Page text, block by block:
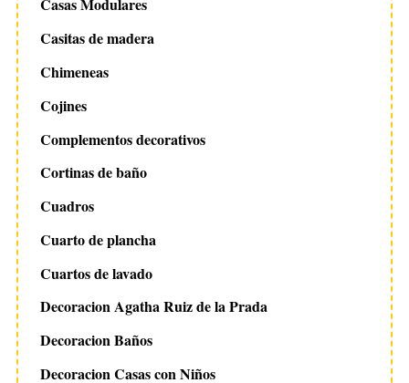
Casas Modulares
Casitas de madera
Chimeneas
Cojines
Complementos decorativos
Cortinas de baño
Cuadros
Cuarto de plancha
Cuartos de lavado
Decoracion Agatha Ruiz de la Prada
Decoracion Baños
Decoracion Casas con Niños